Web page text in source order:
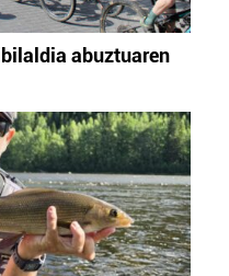
abuztuaren